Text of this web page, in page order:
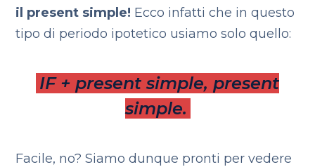
il present simple! Ecco infatti che in questo
tipo di periodo ipotetico usiamo solo quello:
IF + present simple, present
simple.
Facile, no? Siamo dunque pronti per vedere